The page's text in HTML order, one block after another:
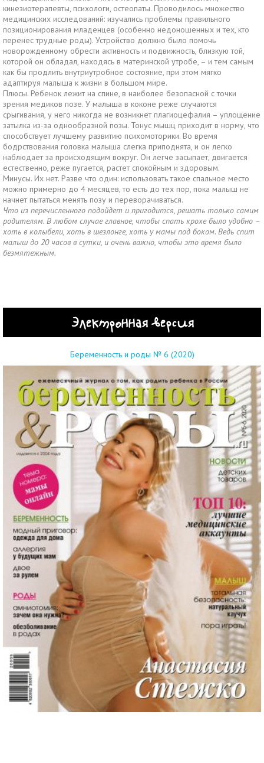
кинезиотерапевты, психологи, остеопаты. Проводилось множество
медицинских исследований: изучались проблемы правильного
позиционирования младенцев (особенно недоношенных и тех, кто
перенес трудные роды). Устройство должно было помочь
новорожденному обрести активность и подвижность, близкую той,
которой он обладал, находясь в материнской утробе, – и тем самым
как бы продлить внутриутробное состояние, при этом мягко
адаптируя малыша к жизни в большом мире.
Плюсы. Ребенок лежит на спине, в наиболее безопасной с точки
зрения медиков позе. У малыша в коконе реже случаются
срыгивания, у него никогда не возникнет плагиоцефалия – уплощение
затылка из-за однообразной позы. Тонус мышц приходит в норму, что
способствует лучшему развитию психомоторики. Во время
бодрствования головка малыша слегка приподнята, и он легко
наблюдает за происходящим вокруг. Он легче засыпает, двигается
естественно, реже пугается, растет спокойным и здоровым.
Минусы. Их нет. Разве что один: использовать такое спальное место
можно примерно до 4 месяцев, то есть до тех пор, пока малыш не
начнет пытаться менять позу и переворачиваться.
Что из перечисленного подойдет и пригодится, решать только самим
родителям. В любом случае главное, чтобы спать крохе было удобно –
хоть в колыбели, хоть в шезлонге, хоть у мамы под боком. Ведь спит
малыш до 20 часов в сутки, и очень важно, чтобы это время было
безмятежным.
Электронная версия
Беременность и роды № 6 (2020)